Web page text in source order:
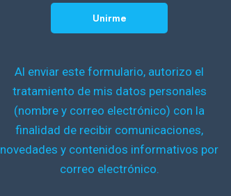
Al enviar este formulario, autorizo el
tratamiento de mis datos personales
(nombre y correo electrónico) con la
finalidad de recibir comunicaciones,
novedades y contenidos informativos por
correo electrónico.